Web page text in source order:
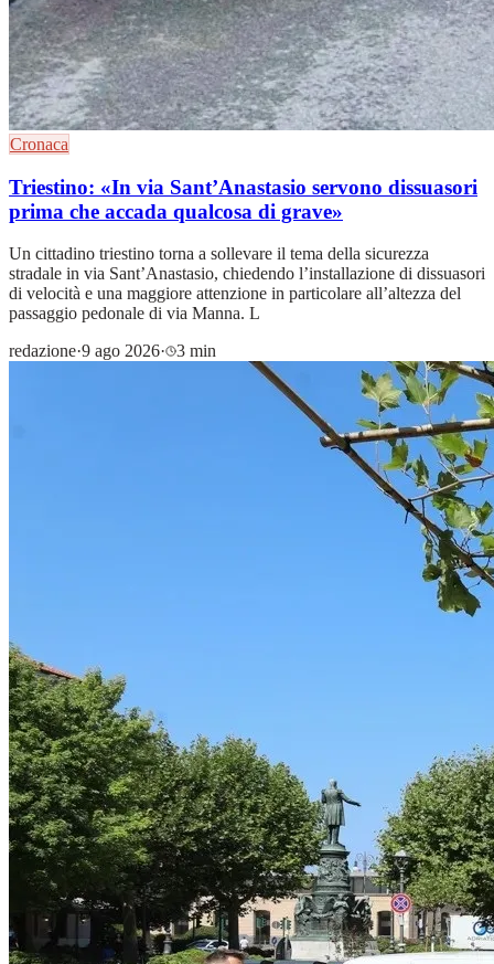
Cronaca
Triestino: «In via Sant’Anastasio servono dissuasori
prima che accada qualcosa di grave»
Un cittadino triestino torna a sollevare il tema della sicurezza
stradale in via Sant’Anastasio, chiedendo l’installazione di dissuasori
di velocità e una maggiore attenzione in particolare all’altezza del
passaggio pedonale di via Manna. L
redazione·9 ago 2026· 3 min